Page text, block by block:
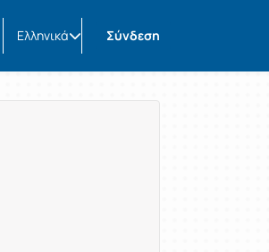
Ελληνικά Σύνδεση